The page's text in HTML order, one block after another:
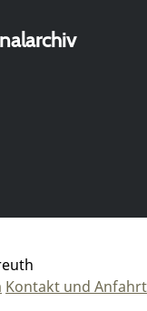
Kontakt und Anfahrt